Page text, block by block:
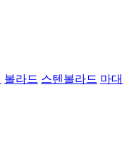
볼라드 스텐볼라드 마대